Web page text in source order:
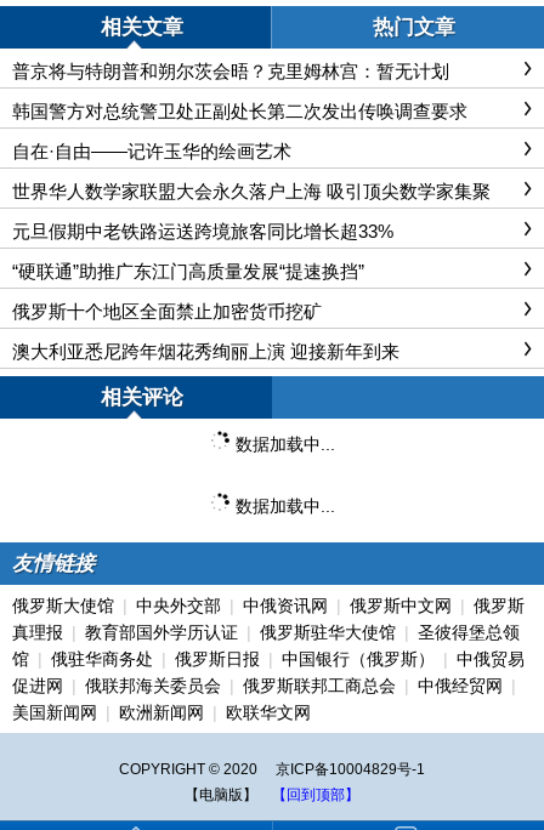
相关文章 热门文章
普京将与特朗普和朔尔茨会晤？克里姆林宫：暂无计划
韩国警方对总统警卫处正副处长第二次发出传唤调查要求
自在·自由——记许玉华的绘画艺术
世界华人数学家联盟大会永久落户上海 吸引顶尖数学家集聚
元旦假期中老铁路运送跨境旅客同比增长超33%
“硬联通”助推广东江门高质量发展“提速换挡”
俄罗斯十个地区全面禁止加密货币挖矿
澳大利亚悉尼跨年烟花秀绚丽上演 迎接新年到来
相关评论
数据加载中...
数据加载中...
友情链接
俄罗斯大使馆 | 中央外交部 | 中俄资讯网 | 俄罗斯中文网 | 俄罗斯
真理报 | 教育部国外学历认证 | 俄罗斯驻华大使馆 | 圣彼得堡总领
馆 | 俄驻华商务处 | 俄罗斯日报 | 中国银行（俄罗斯） | 中俄贸易
促进网 | 俄联邦海关委员会 | 俄罗斯联邦工商总会 | 中俄经贸网 |
美国新闻网 | 欧洲新闻网 | 欧联华文网
COPYRIGHT © 2020 京ICP备10004829号-1
【电脑版】
【回到顶部】